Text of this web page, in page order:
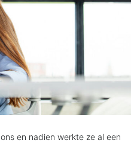
en nadien werkte ze al een